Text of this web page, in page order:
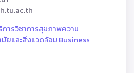
ารวิชาการสุขภาพความ
ยและสิ่งแวดล้อม Business